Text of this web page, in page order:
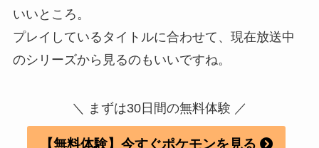
いいところ。
プレイしているタイトルに合わせて、現在放送中
のシリーズから見るのもいいですね。
＼ まずは30日間の無料体験 ／
【無料体験】今すぐポケモンを見る